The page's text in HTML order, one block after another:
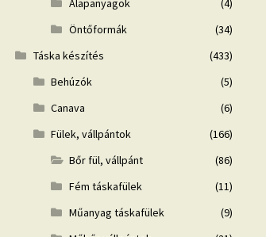
Alapanyagok
(4)
Öntőformák
(34)
Táska készítés
(433)
Behúzók
(5)
Canava
(6)
Fülek, vállpántok
(166)
Bőr fül, vállpánt
(86)
Fém táskafülek
(11)
Műanyag táskafülek
(9)